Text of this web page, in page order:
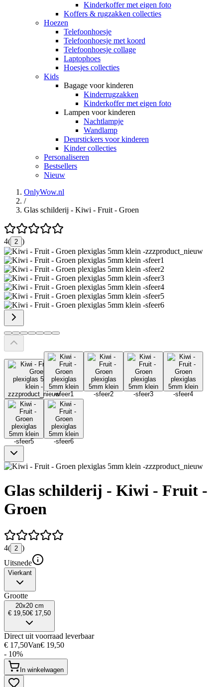
Kinderkoffer met eigen foto
Koffers & rugzakken collecties
Hoezen
Telefoonhoesje
Telefoonhoesje met koord
Telefoonhoesje collage
Laptophoes
Hoesjes collecties
Kids
Bagage voor kinderen
Kinderrugzakken
Kinderkoffer met eigen foto
Lampen voor kinderen
Nachtlampje
Wandlamp
Deurstickers voor kinderen
Kinder collecties
Personaliseren
Bestsellers
Nieuw
OnlyWow.nl
/
Glas schilderij - Kiwi - Fruit - Groen
4( 2 )
Glas schilderij - Kiwi - Fruit -
Groen
4( 2 )
Uitsnede
Vierkant
Grootte
20x20 cm
€ 19,50€ 17,50
Direct uit voorraad leverbaar
€ 17,50Van€ 19,50
- 10%
In winkelwagen